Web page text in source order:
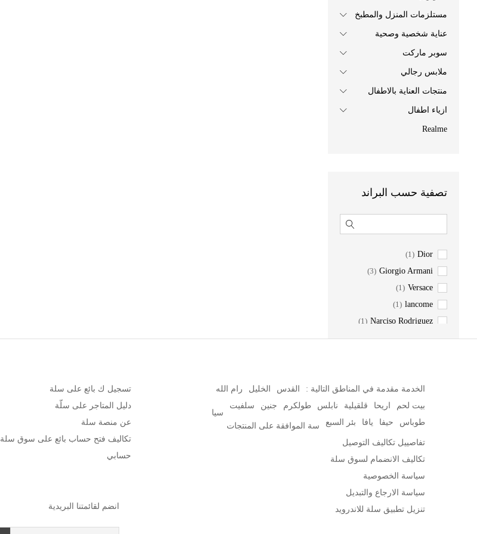
مستلزمات المنزل والمطبخ
عناية شخصية وصحية
سوبر ماركت
ملابس رجالي
منتجات العناية بالاطفال
ازياء اطفال
Realme
تصفية حسب البراند
Dior
(1)
Giorgio Armani
(3)
Versace
(1)
lancome
(1)
Narciso Rodriguez
(1)
Jean Paul Gaultier
(1)
JOOP!
(1)
White King
(8)
Hafiz Basha
(6)
مدينة الطيبات
الخدمة مقدمة في المناطق التالية : القدس الخليل
رام الله
بيت لحم
اريحا قلقيلية نابلس طولكرم جنين
سلفيت
طوباس
حيفا يافا بئر السبع
سيا
سة الموافقة على المنتجات
تفاصييل تكاليف التوصيل
تكاليف الانضمام لسوق سلة
سياسة الخصوصية
سياسة الارجاع والتبديل
تنزيل تطبيق سلة للاندرويد
تسجيل ك بائع على سلة
دليل المتاجر على سلّة
عن منصة سلة
تكاليف فتح حساب بائع على سوق سلة
حسابي
انضم لقائمتنا البريدية